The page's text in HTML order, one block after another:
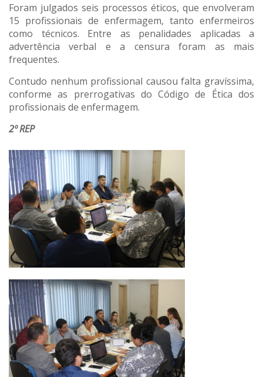
Foram julgados seis processos éticos, que envolveram
15 profissionais de enfermagem, tanto enfermeiros
como técnicos. Entre as penalidades aplicadas a
advertência verbal e a censura foram as mais
frequentes.
Contudo nenhum profissional causou falta gravíssima,
conforme as prerrogativas do Código de Ética dos
profissionais de enfermagem.
2º REP